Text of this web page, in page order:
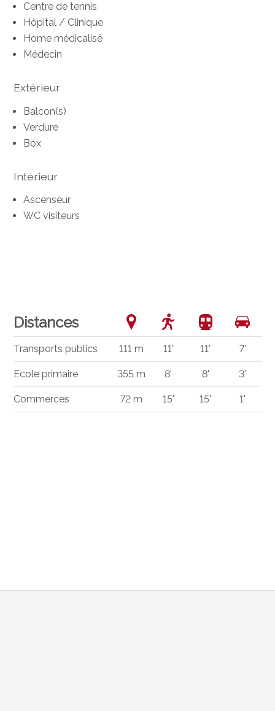
Centre de tennis
Hôpital / Clinique
Home médicalisé
Médecin
Extérieur
Balcon(s)
Verdure
Box
Intérieur
Ascenseur
WC visiteurs
Distances
Transports publics 111 m 11' 11' 7'
Ecole primaire 355 m 8' 8' 3'
Commerces 72 m 15' 15' 1'